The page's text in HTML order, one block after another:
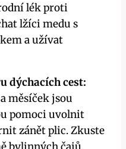
lék proti
lžíci medu s
a užívat
dýchacích cest:
měsíček jsou
pomoci uvolnit
zánět plic. Zkuste